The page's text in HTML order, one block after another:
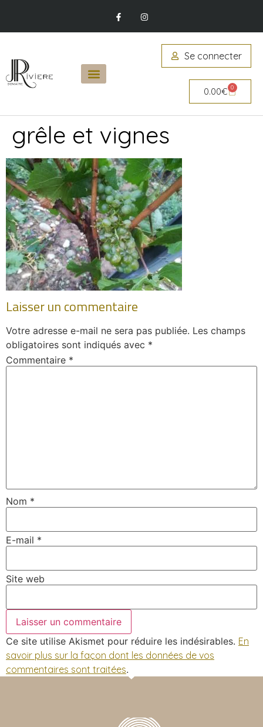
Se connecter
0.00€ 0
grêle et vignes
Laisser un commentaire
Votre adresse e-mail ne sera pas publiée. Les champs
obligatoires sont indiqués avec *
Commentaire *
Nom *
E-mail *
Site web
Ce site utilise Akismet pour réduire les indésirables. En
savoir plus sur la façon dont les données de vos
commentaires sont traitées.